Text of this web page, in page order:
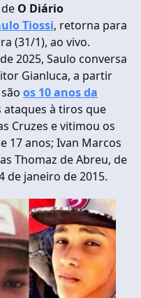
O Diário
Tiossi, retorna para
(31/1), ao vivo.
2025, Saulo conversa
Gianluca, a partir
os 10 anos da
ataques à tiros que
Cruzes e vitimou os
17 anos; Ivan Marcos
Thomaz de Abreu, de
de janeiro de 2015.